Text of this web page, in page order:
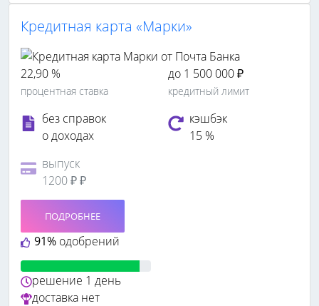
Кредитная карта «Марки»
22,90 %
процентная ставка
до 1 500 000 ₽
кредитный лимит
без справок
о доходах
кэшбэк
15 %
выпуск
1200 ₽ ₽
91% одобрений
ПОДРОБНЕЕ
решение 1 день
доставка нет